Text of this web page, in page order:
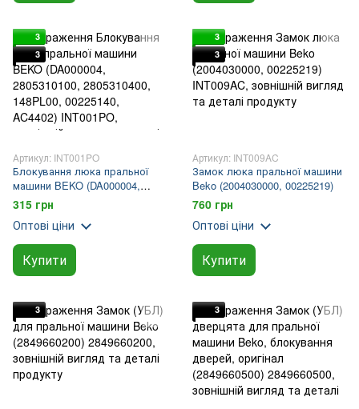
3
3
Артикул: INT001PO
Блокування люка пральної
машини BEKO (DA000004,
2805310100, 2805310400,
148PL00, 00225140, AC4402)
315 грн
Оптові ціни
Купити
3
3
Артикул: INT009AC
Замок люка пральної машини
Beko (2004030000, 00225219)
760 грн
Оптові ціни
Купити
3 3